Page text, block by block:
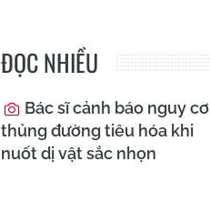
ĐỌC NHIỀU
Bác sĩ cảnh báo nguy cơ
thủng đường tiêu hóa khi
nuốt dị vật sắc nhọn